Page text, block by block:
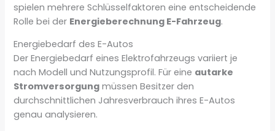
spielen mehrere Schlüsselfaktoren eine entscheidende
Rolle bei der Energieberechnung E-Fahrzeug.
Energiebedarf des E-Autos
Der Energiebedarf eines Elektrofahrzeugs variiert je
nach Modell und Nutzungsprofil. Für eine autarke
Stromversorgung müssen Besitzer den
durchschnittlichen Jahresverbrauch ihres E-Autos
genau analysieren.